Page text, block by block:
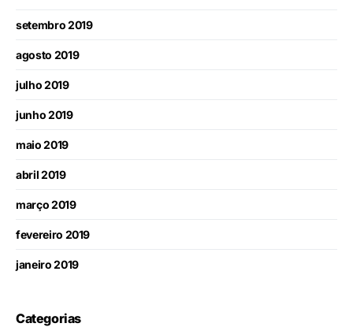
setembro 2019
agosto 2019
julho 2019
junho 2019
maio 2019
abril 2019
março 2019
fevereiro 2019
janeiro 2019
Categorias